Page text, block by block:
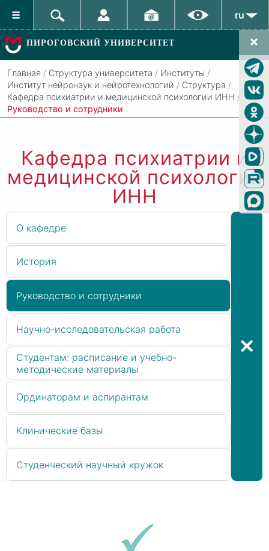
ru
ПИРОГОВСКИЙ УНИВЕРСИТЕТ
Главная / Структура университета / Институты /
Институт нейронаук и нейротехнологий / Структура /
Кафедра психиатрии и медицинской психологии ИНН /
Руководство и сотрудники
Кафедра психиатрии и
медицинской психологии
ИНН
О кафедре
История
Руководство и сотрудники
Научно-исследовательская работа
Студентам: расписание и учебно-
методические материалы
Ординаторам и аспирантам
Клинические базы
Студенческий научный кружок